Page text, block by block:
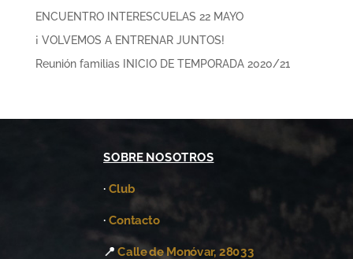
ENCUENTRO INTERESCUELAS 22 MAYO
¡ VOLVEMOS A ENTRENAR JUNTOS!
Reunión familias INICIO DE TEMPORADA 2020/21
SOBRE NOSOTROS
· Club
· Contacto
📍Calle de Monóvar, 28033